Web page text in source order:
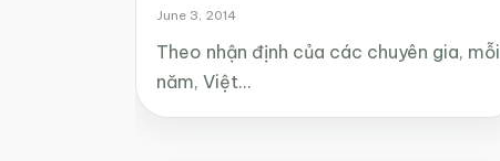
June 3, 2014
Theo nhận định của các chuyên gia, mỗi
năm, Việt…